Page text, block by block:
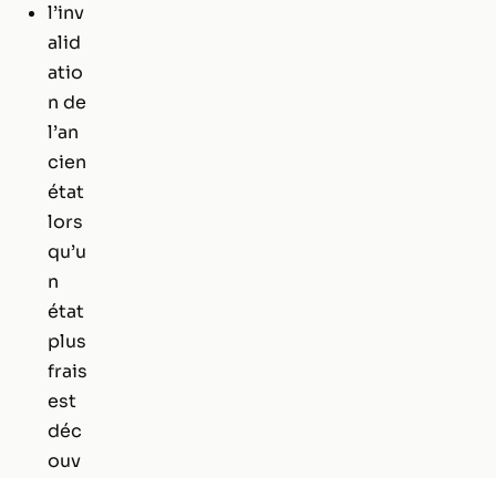
l’inv
alid
atio
n de
l’an
cien
état
lors
qu’u
n
état
plus
frais
est
déc
ouv